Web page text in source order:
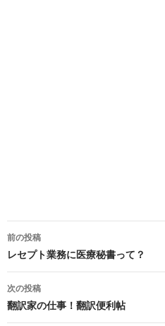
投
稿
ナ
前の投稿
レセプト業務に医療秘書って？
次の投稿
翻訳家の仕事！翻訳便利帖